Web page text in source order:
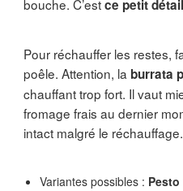
bouche. C’estce petit
Pour réchauffer les restes,
poêle. Attention, la burrata
chauffant trop fort. Il vaut
fromage frais au dernier
intact malgré le réchauffage.
Variantes possibles :